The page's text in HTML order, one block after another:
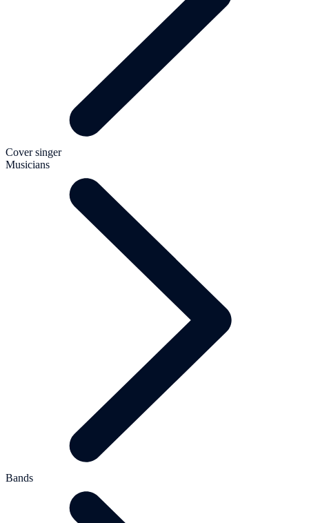
Cover singer
Musicians
Bands